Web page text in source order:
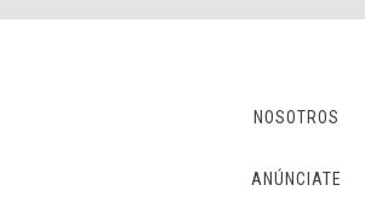
NOSOTROS
ANÚNCIATE